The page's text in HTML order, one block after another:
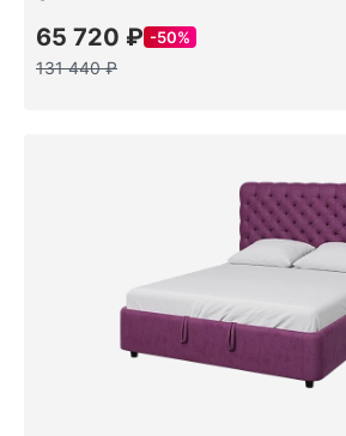
65 720 ₽ 50%
131 440 ₽